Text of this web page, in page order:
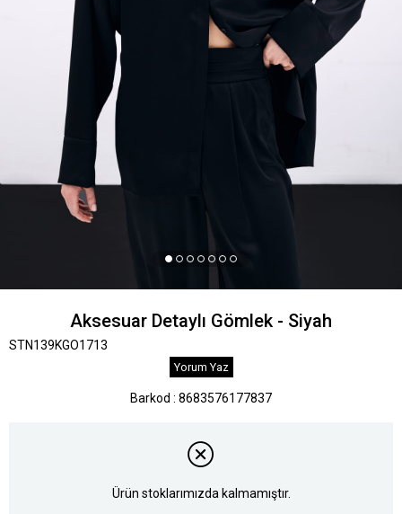
Aksesuar Detaylı Gömlek - Siyah
STN139KGO1713
Yorum Yaz
Barkod : 8683576177837
Ürün stoklarımızda kalmamıştır.